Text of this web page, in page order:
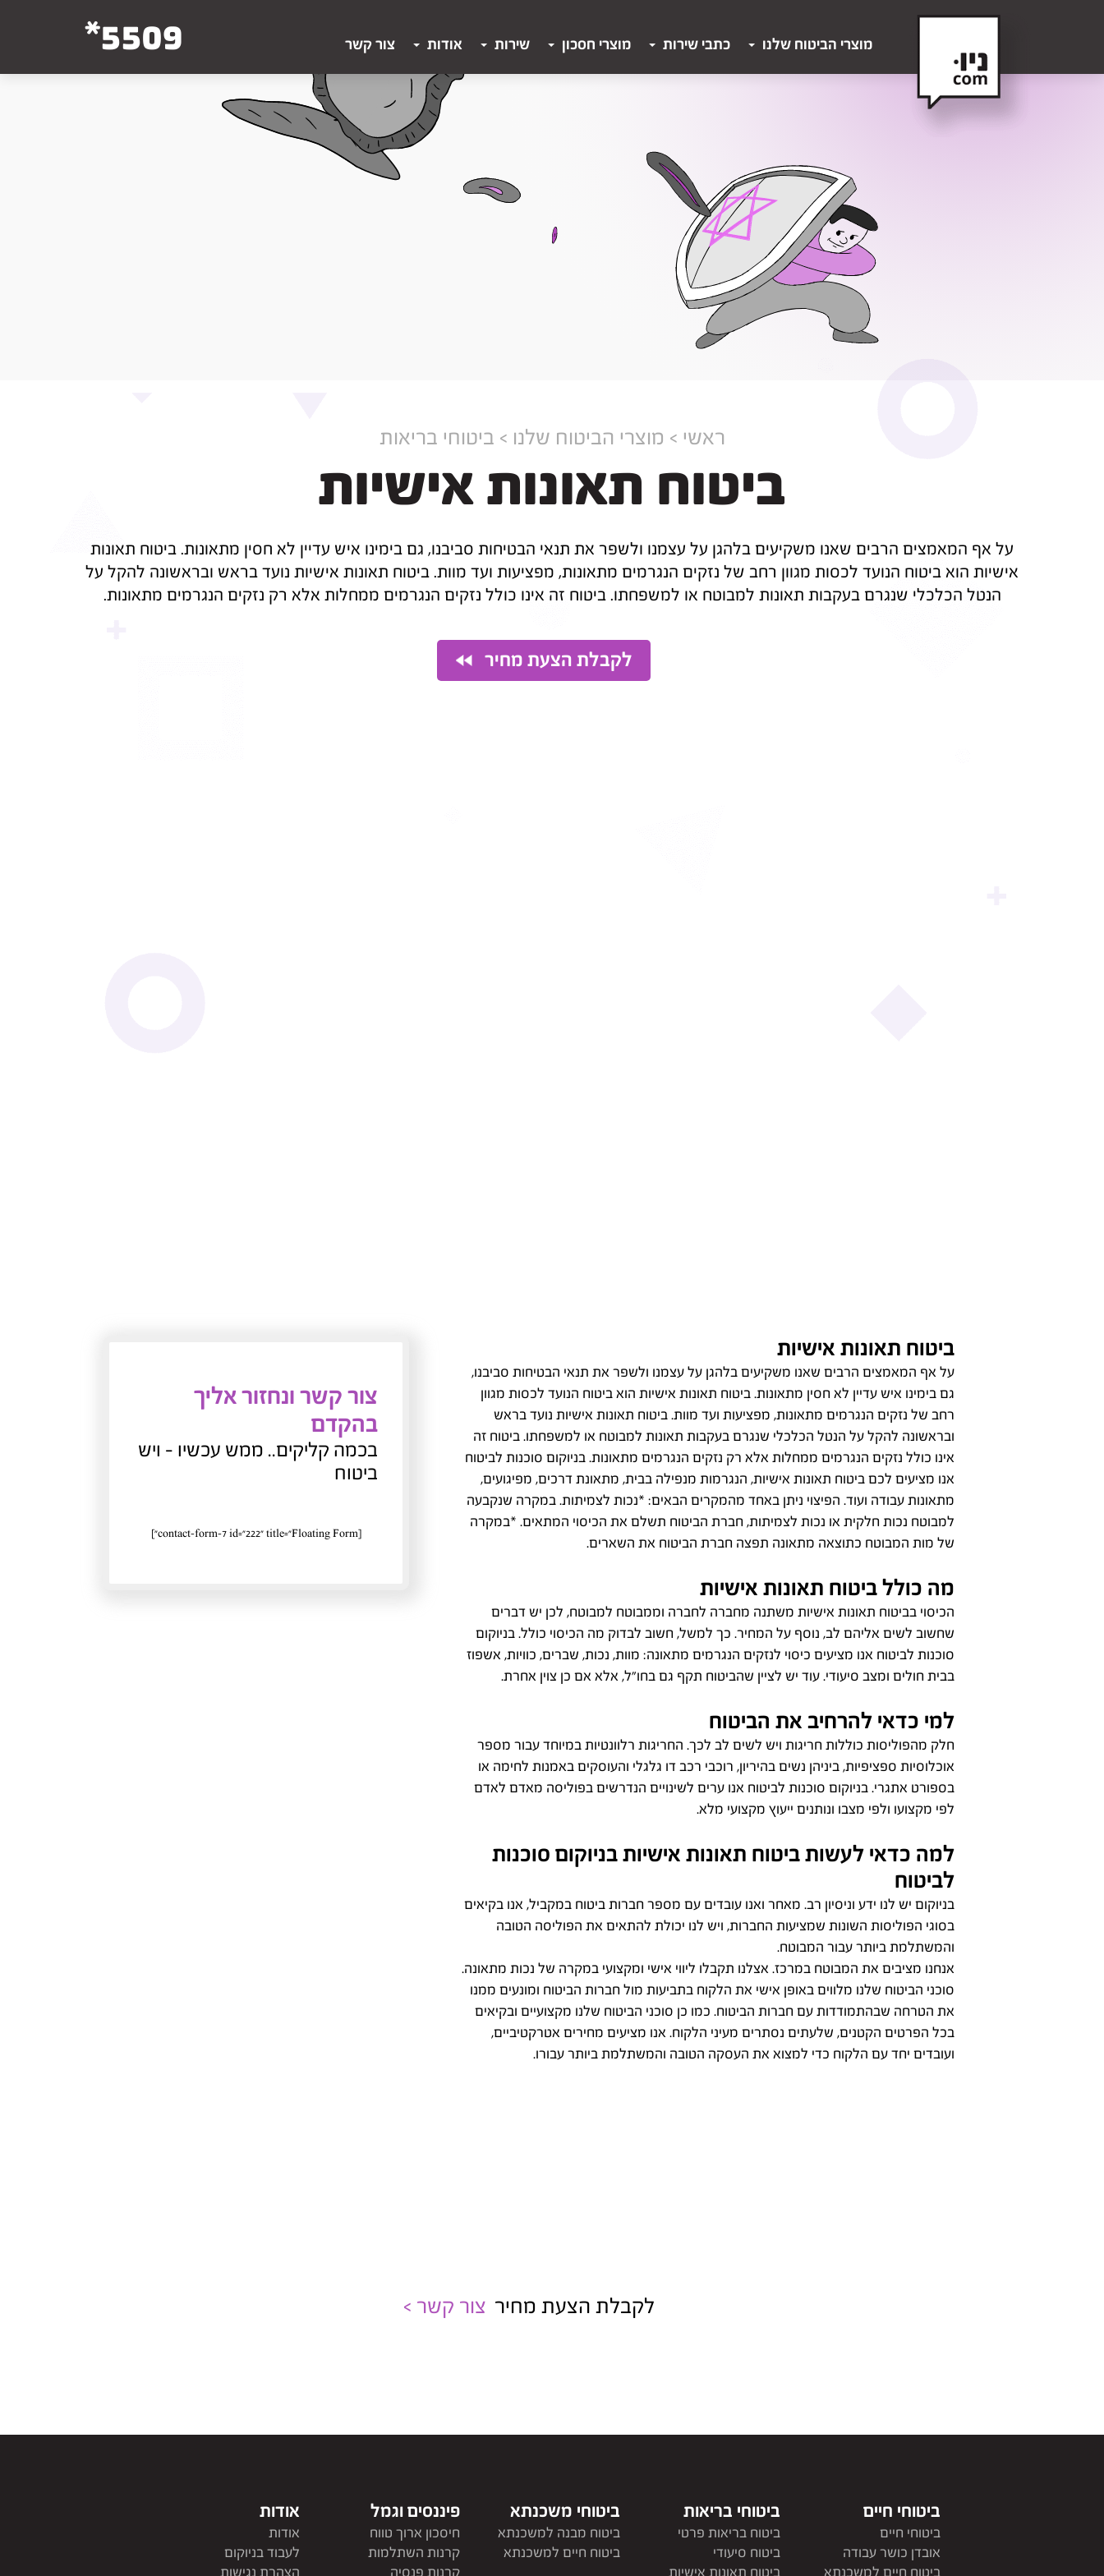
מוצרי הביטוח שלנו כתבי שירות מוצרי חסכון שירות אודות צור קשר 5509*
ראשי > מוצרי הביטוח שלנו > ביטוחי בריאות
ביטוח תאונות אישיות
על אף המאמצים הרבים שאנו משקיעים בלהגן על עצמנו ולשפר את תנאי הבטיחות סביבנו, גם בימינו איש עדיין לא חסין מתאונות. ביטוח תאונות
אישיות הוא ביטוח הנועד לכסות מגוון רחב של נזקים הנגרמים מתאונות, מפציעות ועד מוות. ביטוח תאונות אישיות נועד בראש ובראשונה להקל על
הנטל הכלכלי שנגרם בעקבות תאונות למבוטח או למשפחתו. ביטוח זה אינו כולל נזקים הנגרמים ממחלות אלא רק נזקים הנגרמים מתאונות.
לקבלת הצעת מחיר
ביטוח תאונות אישיות
על אף המאמצים הרבים שאנו משקיעים בלהגן על עצמנו ולשפר את תנאי הבטיחות סביבנו,
גם בימינו איש עדיין לא חסין מתאונות. ביטוח תאונות אישיות הוא ביטוח הנועד לכסות מגוון
רחב של נזקים הנגרמים מתאונות, מפציעות ועד מוות. ביטוח תאונות אישיות נועד בראש
ובראשונה להקל על הנטל הכלכלי שנגרם בעקבות תאונות למבוטח או למשפחתו. ביטוח זה
אינו כולל נזקים הנגרמים ממחלות אלא רק נזקים הנגרמים מתאונות. בניוקום סוכנות לביטוח
אנו מציעים לכם ביטוח תאונות אישיות, הנגרמות מנפילה בבית, מתאונת דרכים, מפיגועים,
מתאונות עבודה ועוד. הפיצוי ניתן באחד מהמקרים הבאים: *נכות לצמיתות. במקרה שנקבעה
למבוטח נכות חלקית או נכות לצמיתות, חברת הביטוח תשלם את הכיסוי המתאים. *במקרה
של מות המבוטח כתוצאה מתאונה תפצה חברת הביטוח את השארים.
מה כולל ביטוח תאונות אישיות
הכיסוי בביטוח תאונות אישיות משתנה מחברה לחברה וממבוטח למבוטח, לכן יש דברים
שחשוב לשים אליהם לב, נוסף על המחיר. כך למשל, חשוב לבדוק מה הכיסוי כולל. בניוקום
סוכנות לביטוח אנו מציעים כיסוי לנזקים הנגרמים מתאונה: מוות, נכות, שברים, כוויות, אשפוז
בבית חולים ומצב סיעודי. עוד יש לציין שהביטוח תקף גם בחו"ל, אלא אם כן צוין אחרת.
למי כדאי להרחיב את הביטוח
חלק מהפוליסות כוללות חריגות ויש לשים לב לכך. החריגות רלוונטיות במיוחד עבור מספר
אוכלוסיות ספציפיות, ביניהן נשים בהיריון, רוכבי רכב דו גלגלי והעוסקים באמנות לחימה או
בספורט אתגרי. בניוקום סוכנות לביטוח אנו ערים לשינויים הנדרשים בפוליסה מאדם לאדם
לפי מקצועו ולפי מצבו ונותנים ייעוץ מקצועי מלא.
למה כדאי לעשות ביטוח תאונות אישיות בניוקום סוכנות
לביטוח
בניוקום יש לנו ידע וניסיון רב. מאחר ואנו עובדים עם מספר חברות ביטוח במקביל, אנו בקיאים
בסוגי הפוליסות השונות שמציעות החברות, ויש לנו יכולת להתאים את הפוליסה הטובה
והמשתלמת ביותר עבור המבוטח.
אנחנו מציבים את המבוטח במרכז. אצלנו תקבלו ליווי אישי ומקצועי במקרה של נכות מתאונה.
סוכני הביטוח שלנו מלווים באופן אישי את הלקוח בתביעות מול חברות הביטוח ומונעים ממנו
את הטרחה שבהתמודדות עם חברות הביטוח. כמו כן סוכני הביטוח שלנו מקצועיים ובקיאים
בכל הפרטים הקטנים, שלעתים נסתרים מעיני הלקוח. אנו מציעים מחירים אטרקטיביים,
ועובדים יחד עם הלקוח כדי למצוא את העסקה הטובה והמשתלמת ביותר עבורו.
צור קשר ונחזור אליך
בהקדם
בכמה קליקים.. ממש עכשיו - ויש
ביטוח
[contact-form-7 id="222" title="Floating Form"]
לקבלת הצעת מחיר צור קשר >
אודות
אודות
לעבוד בניוקום
פיננסים וגמל
חיסכון ארוך טווח
קרנות השתלמות
ביטוחי משכנתא
ביטוח מבנה למשכנתא
ביטוח חיים למשכנתא
ביטוחי בריאות
ביטוח בריאות פרטי
ביטוח סיעודי
ביטוחי חיים
ביטוחי חיים
אובדן כושר עבודה